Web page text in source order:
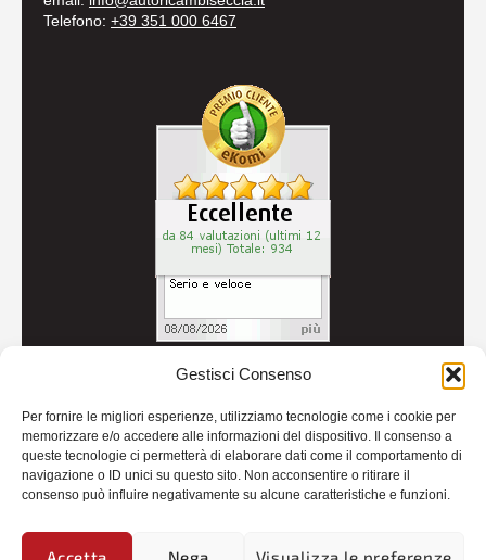
Gestisci Consenso
Per fornire le migliori esperienze, utilizziamo tecnologie come i cookie per
memorizzare e/o accedere alle informazioni del dispositivo. Il consenso a
queste tecnologie ci permetterà di elaborare dati come il comportamento di
navigazione o ID unici su questo sito. Non acconsentire o ritirare il
consenso può influire negativamente su alcune caratteristiche e funzioni.
Telefono: +39 351 000 6467
Credits